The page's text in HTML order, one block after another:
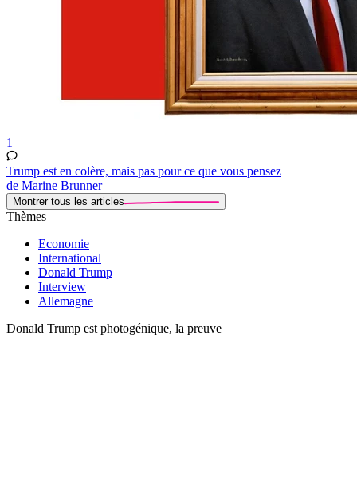
1
Trump est en colère, mais pas pour ce que vous pensez
de Marine Brunner
Montrer tous les articles
Thèmes
Economie
International
Donald Trump
Interview
Allemagne
Donald Trump est photogénique, la preuve